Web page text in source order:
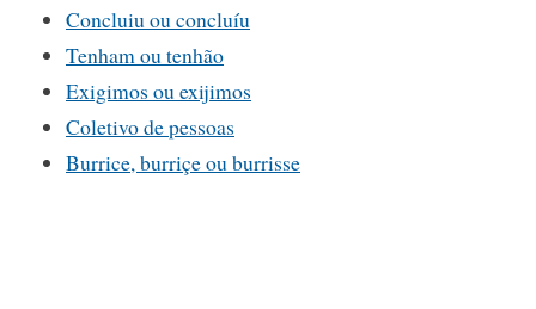
Concluiu ou concluíu
Tenham ou tenhão
Exigimos ou exijimos
Coletivo de pessoas
Burrice, burriçe ou burrisse